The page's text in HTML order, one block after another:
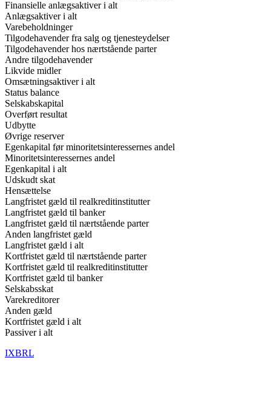
Finansielle anlægsaktiver i alt
Anlægsaktiver i alt
Varebeholdninger
Tilgodehavender fra salg og tjenesteydelser
Tilgodehavender hos nærtstående parter
Andre tilgodehavender
Likvide midler
Omsætningsaktiver i alt
Status balance
Selskabskapital
Overført resultat
Udbytte
Øvrige reserver
Egenkapital før minoritetsinteressernes andel
Minoritetsinteressernes andel
Egenkapital i alt
Udskudt skat
Hensættelse
Langfristet gæld til realkreditinstitutter
Langfristet gæld til banker
Langfristet gæld til nærtstående parter
Anden langfristet gæld
Langfristet gæld i alt
Kortfristet gæld til nærtstående parter
Kortfristet gæld til realkreditinstitutter
Kortfristet gæld til banker
Selskabsskat
Varekreditorer
Anden gæld
Kortfristet gæld i alt
Passiver i alt
IXBRL